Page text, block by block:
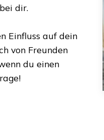
dir.
Einfluss auf dein
von Freunden
du einen